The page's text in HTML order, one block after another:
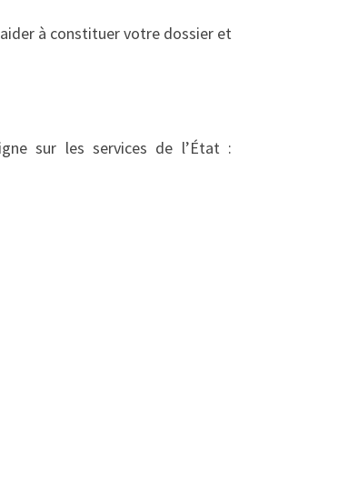
à constituer votre dossier et
sur les services de l’État :